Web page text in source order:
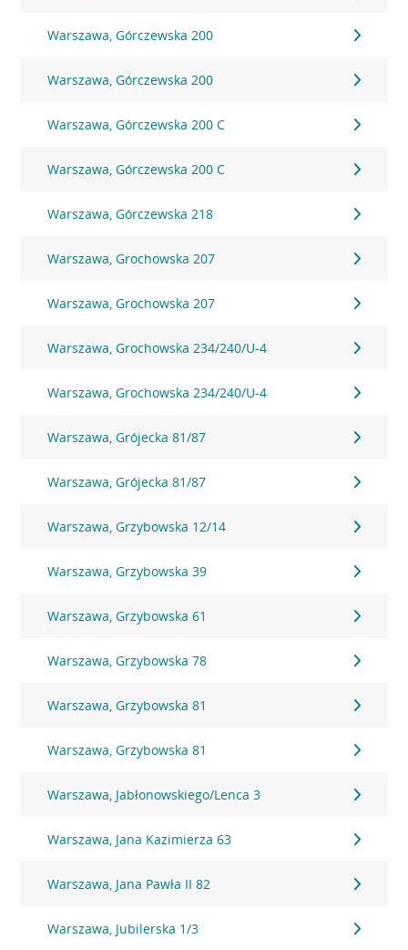
Warszawa, Górczewska 200
Warszawa, Górczewska 200
Warszawa, Górczewska 200 C
Warszawa, Górczewska 200 C
Warszawa, Górczewska 218
Warszawa, Grochowska 207
Warszawa, Grochowska 207
Warszawa, Grochowska 234/240/U-4
Warszawa, Grochowska 234/240/U-4
Warszawa, Grójecka 81/87
Warszawa, Grójecka 81/87
Warszawa, Grzybowska 12/14
Warszawa, Grzybowska 39
Warszawa, Grzybowska 61
Warszawa, Grzybowska 78
Warszawa, Grzybowska 81
Warszawa, Grzybowska 81
Warszawa, Jabłonowskiego/Lenca 3
Warszawa, Jana Kazimierza 63
Warszawa, Jana Pawła II 82
Warszawa, Jubilerska 1/3